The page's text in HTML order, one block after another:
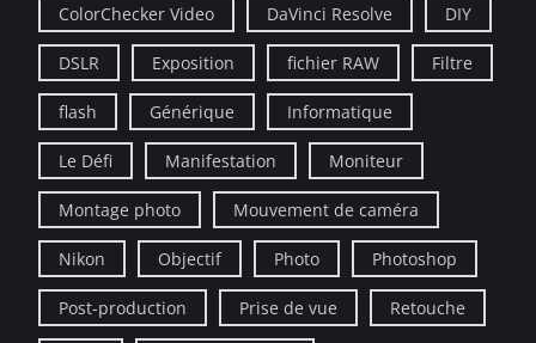
ColorChecker Video DaVinci Resolve DIY
DSLR Exposition fichier RAW Filtre
flash Générique Informatique
Le Défi Manifestation Moniteur
Montage photo Mouvement de caméra
Nikon Objectif Photo Photoshop
Post-production Prise de vue Retouche